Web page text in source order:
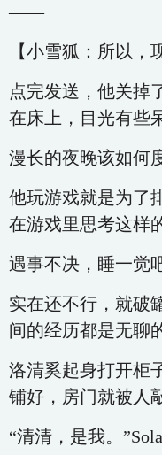
——
【小雪狐：所以，
点完发送，他关掉
在床上，目光有些
漫长的夜晚该如何
他玩游戏就是为了
在游戏里思考这样
遇事不决，睡一觉
实在还不行，就破
间的经历都是无聊
洛清奚起身打开柜
铺好，房门就被人
“清清，是我。